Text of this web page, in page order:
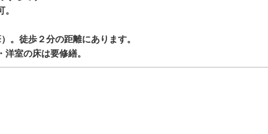
。徒歩２分の距離にあります。
室の床は要修繕。